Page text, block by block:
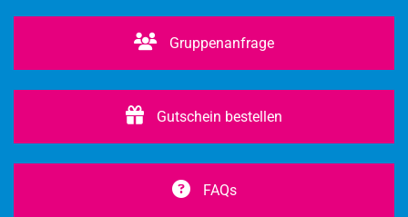
Gruppenanfrage
Gutschein bestellen
FAQs